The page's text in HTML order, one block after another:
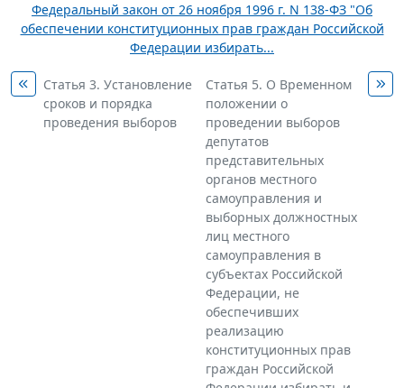
Федеральный закон от 26 ноября 1996 г. N 138-ФЗ "Об
обеспечении конституционных прав граждан Российской
Федерации избирать...
Статья 3. Установление
сроков и порядка
проведения выборов
Статья 5. О Временном
положении о
проведении выборов
депутатов
представительных
органов местного
самоуправления и
выборных должностных
лиц местного
самоуправления в
субъектах Российской
Федерации, не
обеспечивших
реализацию
конституционных прав
граждан Российской